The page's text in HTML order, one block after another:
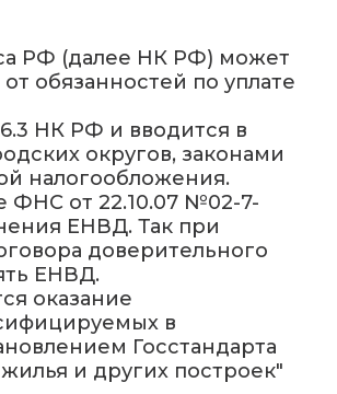
РФ (далее НК РФ) может
обязанностей по уплате
НК РФ и вводится в
округов, законами
налогообложения.
от 22.10.07 №02-7-
ЕНВД. Так при
доверительного
ЕНВД.
оказание
в
Госстандарта
и других построек"